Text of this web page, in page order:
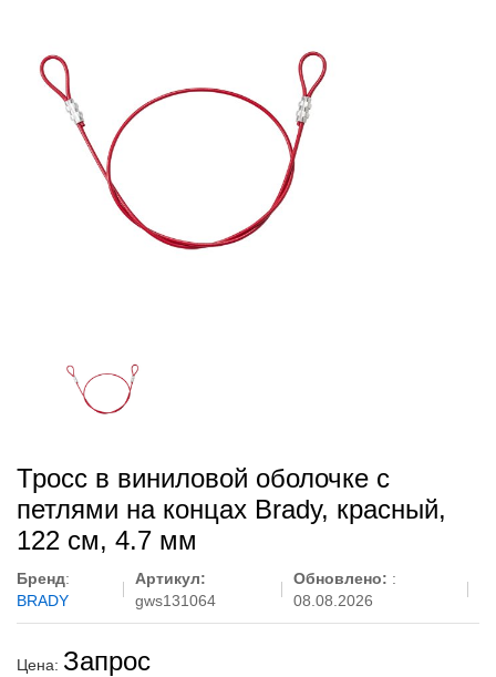
Тросс в виниловой оболочке с
петлями на концах Brady, красный,
122 см, 4.7 мм
Бренд:
BRADY
Артикул:
gws131064
Обновлено: :
08.08.2026
Цена: Запрос